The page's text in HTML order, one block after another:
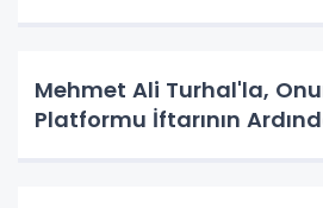
Mehmet Ali Turhal'la,
Platformu İftarının